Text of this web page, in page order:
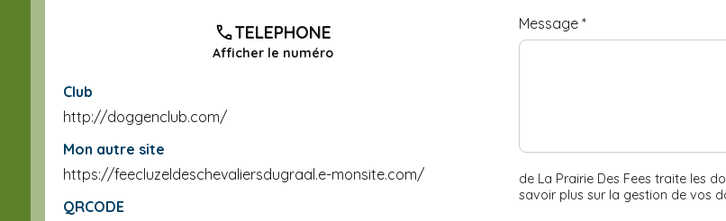
TELEPHONE
Afficher le numéro
Club
http://doggenclub.com/
Mon autre site
https://feecluzeldeschevaliersdugraal.e-monsite.com/
QRCODE
Message *
de La Prairie Des Fees traite les
savoir plus sur la gestion de vos